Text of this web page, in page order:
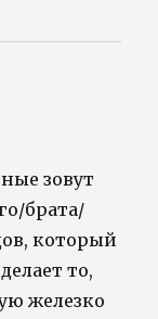
зовут
брата/
который
то,
железко